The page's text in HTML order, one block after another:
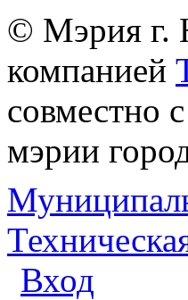
© Мэрия г.
компанией
совместно
мэрии
Вход